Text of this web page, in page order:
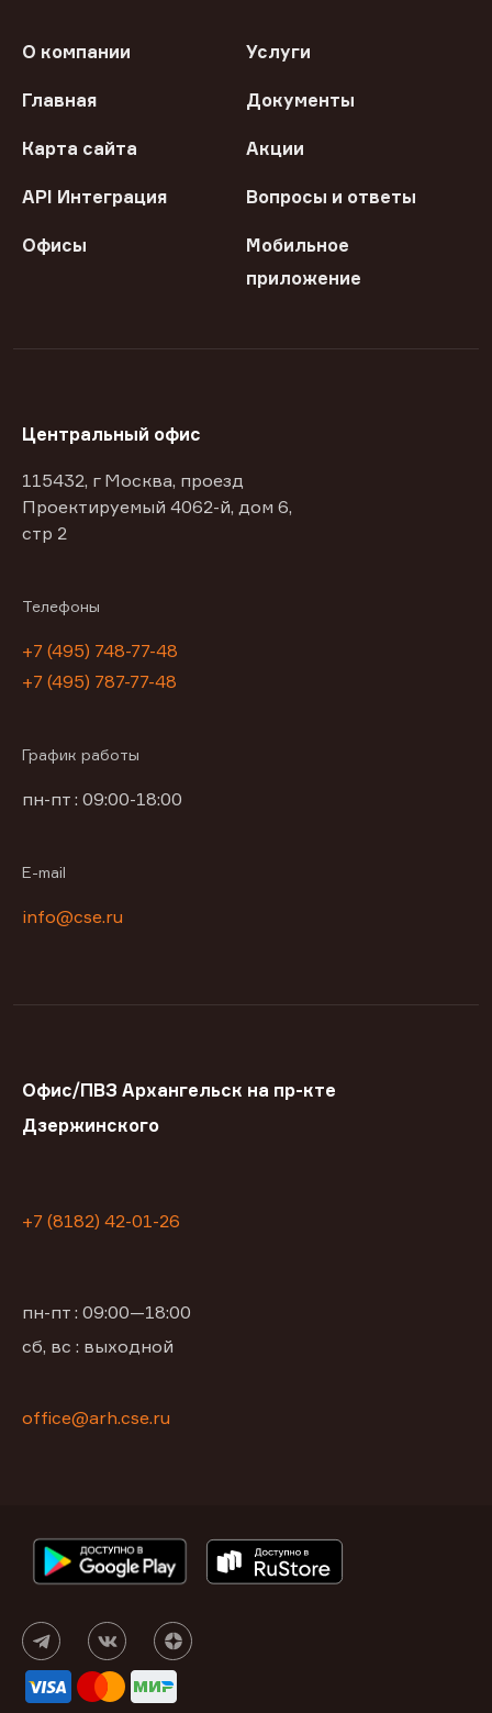
О компании Услуги
Главная Документы
Карта сайта Акции
API Интеграция Вопросы и ответы
Офисы
Мобильное
приложение
Центральный офис
115432, г Москва, проезд
Проектируемый 4062-й, дом 6,
стр 2
Телефоны
+7 (495) 748-77-48
+7 (495) 787-77-48
График работы
пн-пт : 09:00-18:00
E-mail
info@cse.ru
Офис/ПВЗ Архангельск на пр-кте
Дзержинского
+7 (8182) 42-01-26
пн-пт : 09:00—18:00
сб, вс : выходной
office@arh.cse.ru